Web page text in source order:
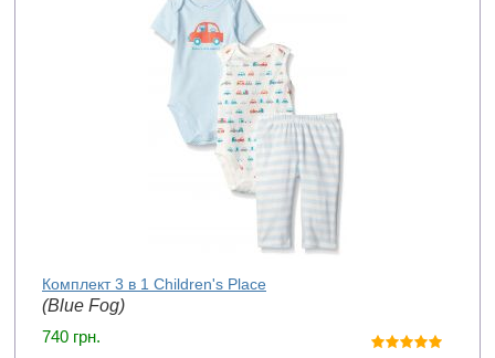
Комплект 3 в 1 Children's Place
(Blue Fog)
740 грн.